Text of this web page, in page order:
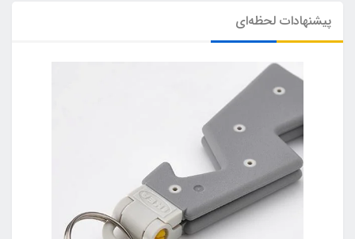
پیشنهادات لحظه‌ای